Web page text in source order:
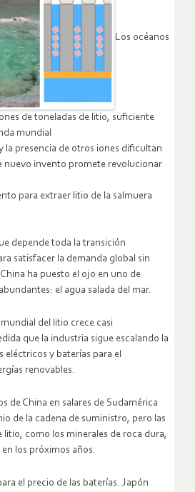
Los océanos
de toneladas de litio, suficiente
mundial
la presencia de otros iones dificultan
nuevo invento promete revolucionar
para extraer litio de la salmuera
depende toda la transición
satisfacer la demanda global sin
ha puesto el ojo en uno de
el agua salada del mar.
del litio crece casi
que la industria sigue escalando la
y baterías para el
renovables.
de China en salares de Sudamérica
de la cadena de suministro, pero las
como los minerales de roca dura,
los próximos años.
el precio de las baterías. Japón